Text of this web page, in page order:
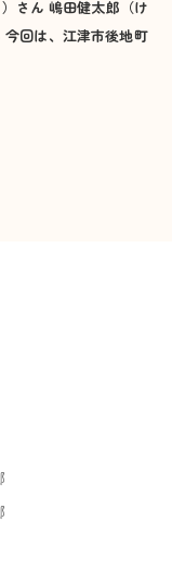
さん 嶋田健太郎（け
回は、江津市後地町